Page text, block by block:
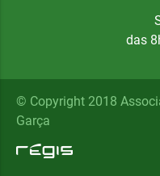
das
© Copyright 2018
Garça